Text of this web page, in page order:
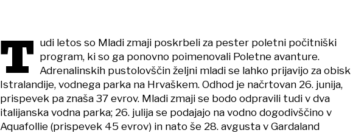
T udi letos so Mladi zmaji poskrbeli za pester poletni počitniški
program, ki so ga ponovno poimenovali Poletne avanture.
Adrenalinskih pustolovščin željni mladi se lahko prijavijo za obisk
Istralandije, vodnega parka na Hrvaškem. Odhod je načrtovan 26. junija,
prispevek pa znaša 37 evrov. Mladi zmaji se bodo odpravili tudi v dva
italijanska vodna parka; 26. julija se podajajo na vodno dogodivščino v
Aquafollie (prispevek 45 evrov) in nato še 28. avgusta v Gardaland